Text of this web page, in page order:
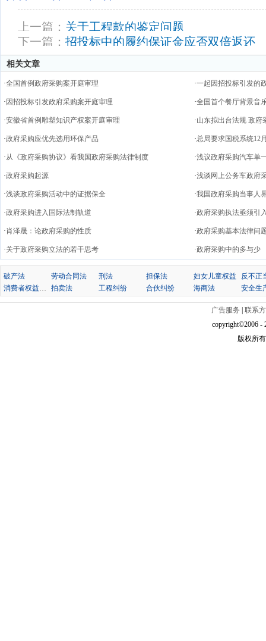
上一篇： 关于工程款的鉴定问题
下一篇： 招投标中的履约保证金应否双倍返还
相关文章
·全国首例政府采购案开庭审理 ·一起因招投标引发的
·因招投标引发政府采购案开庭审理 ·全国首个餐厅背景音
·安徽省首例雕塑知识产权案开庭审理 ·山东拟出台法规 政府
·政府采购应优先选用环保产品 ·总局要求国税系统12
· 从《政府采购协议》看我国政府采购法律制度 ·浅议政府采购汽车单
·政府采购起源 ·浅谈网上公务车政府
·浅谈政府采购活动中的证据保全 ·我国政府采购当事人
·政府采购进入国际法制轨道 ·政府采购执法亟须引
·肖泽晟：论政府采购的性质 ·政府采购基本法律问
·关于政府采购立法的若干思考 ·政府采购中的多与少
破产法 劳动合同法 刑法 担保法
妇女儿童权益
拍卖法 工程纠纷 合伙纠纷 海商法 安全生
广告服务 | 联系
copyright©2006 -
版权所